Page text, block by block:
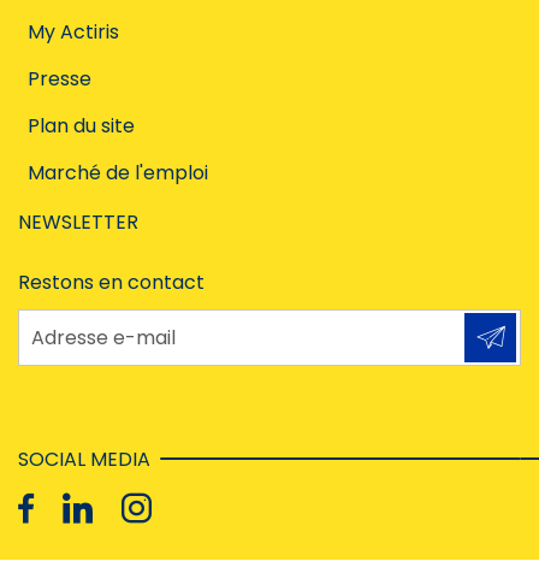
My Actiris
Presse
Plan du site
Marché de l'emploi
NEWSLETTER
Restons en contact
Adresse e-mail
SOCIAL MEDIA